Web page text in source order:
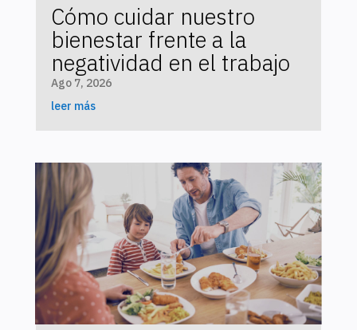
Cómo cuidar nuestro
bienestar frente a la
negatividad en el trabajo
Ago 7, 2026
leer más